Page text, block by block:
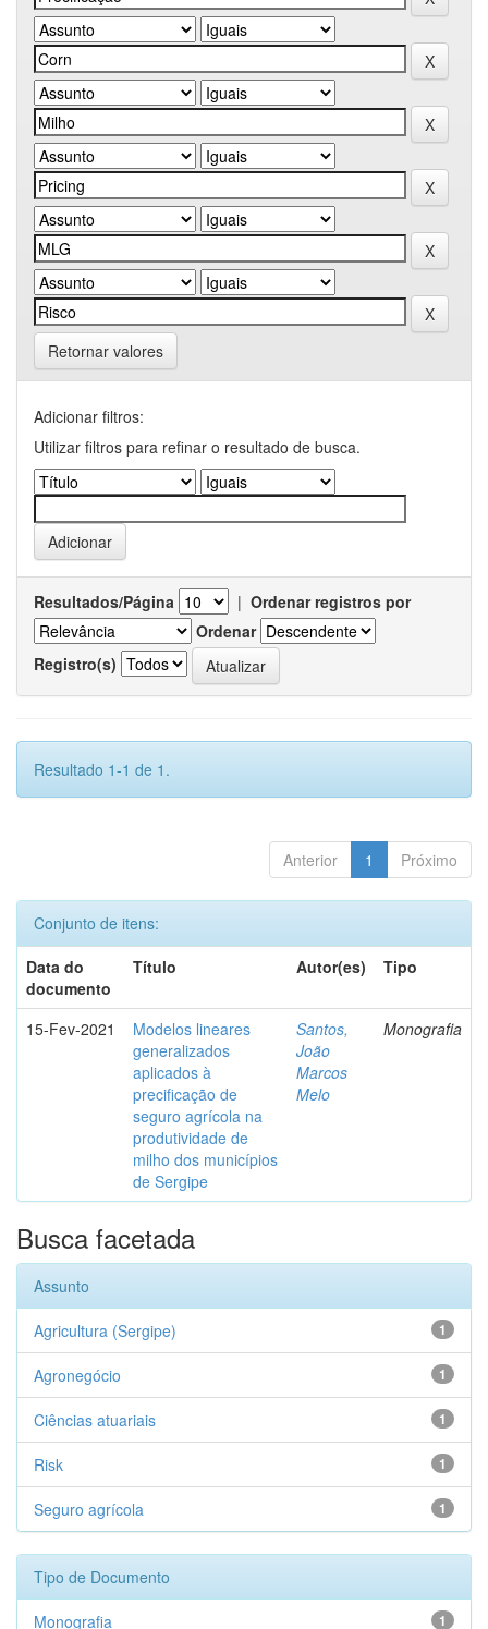
Retornar valores
Adicionar filtros:
Utilizar filtros para refinar o resultado de busca.
Resultados/Página | Ordenar registros por
Ordenar
Registro(s)
Resultado 1-1 de 1.
Anterior 1 Próximo
Conjunto de itens:
Data do
documento
Título Autor(es) Tipo
15-Fev-2021
Modelos lineares
generalizados
aplicados à
precificação de
seguro agrícola na
produtividade de
milho dos municípios
de Sergipe
Santos,
João
Marcos
Melo
Monografia
Busca facetada
Assunto
1
Agricultura (Sergipe)
1
Agronegócio
1
Ciências atuariais
1
Risk
1
Seguro agrícola
Tipo de Documento
1
Monografia